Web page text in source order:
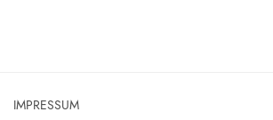
IMPRESSUM